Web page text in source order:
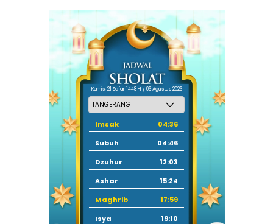
Kamis, 21 Safar 1448 H / 06 Agustus 2026
Imsak
04:36
Subuh
04:46
Dzuhur
12:03
Ashar
15:24
Maghrib
17:59
Isya
19:10